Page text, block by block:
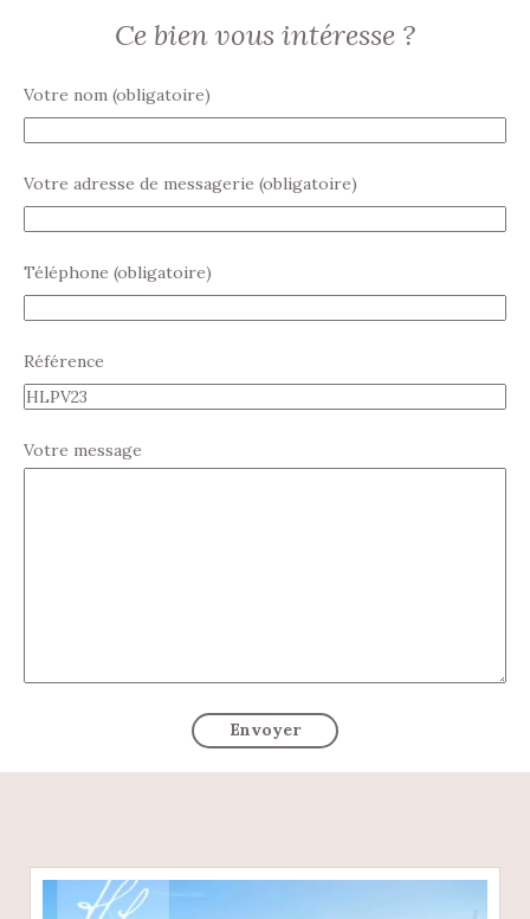
Ce bien vous intéresse ?
Votre nom (obligatoire)
Votre adresse de messagerie (obligatoire)
Téléphone (obligatoire)
Référence
Votre message